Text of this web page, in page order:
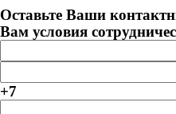
Оставьте Ваши
Вам условия
+7